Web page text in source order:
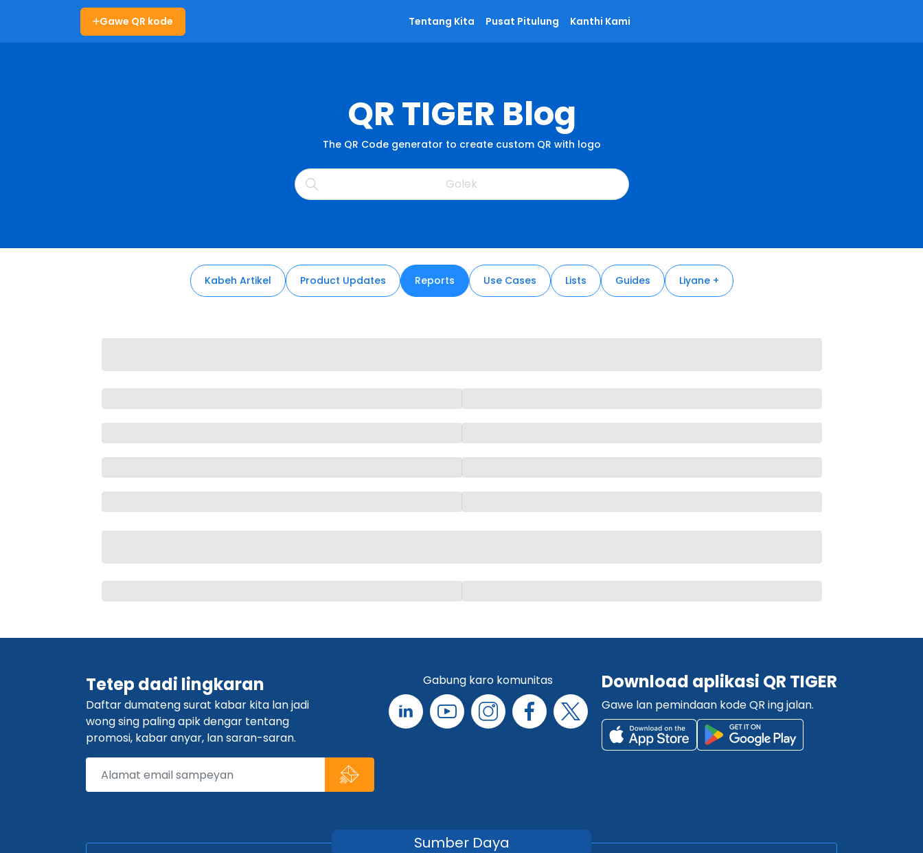
Gawe QR kode Tentang Kita Pusat Pitulung Kanthi Kami
QR TIGER Blog
The QR Code generator to create custom QR with logo
Kabeh Artikel Product Updates Reports Use Cases Lists Guides Liyane +
Tetep dadi lingkaran
Daftar dumateng surat kabar kita lan jadi
wong sing paling apik dengar tentang
promosi, kabar anyar, lan saran-saran.
Gabung karo komunitas Download aplikasi QR TIGER
Gawe lan pemindaan kode QR ing jalan.
Sumber Daya